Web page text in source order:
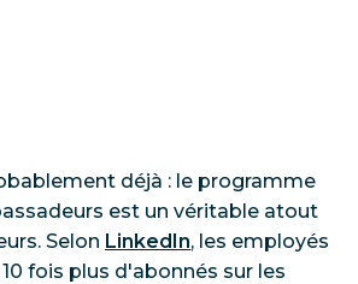
déjà : le programme
est un véritable atout
Selon LinkedIn, les employés
fois plus d'abonnés sur les